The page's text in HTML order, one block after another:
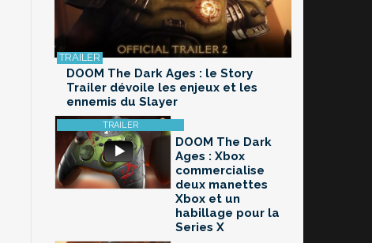
DOOM The Dark Ages : le Story
Trailer dévoile les enjeux et les
ennemis du Slayer
DOOM The Dark
Ages : Xbox
commercialise
deux manettes
Xbox et un
habillage pour la
Series X